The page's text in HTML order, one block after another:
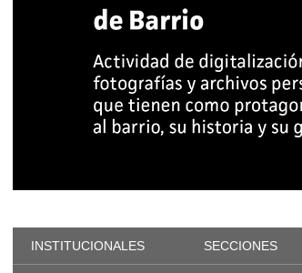
INSTITUCIONALES SECCIONES